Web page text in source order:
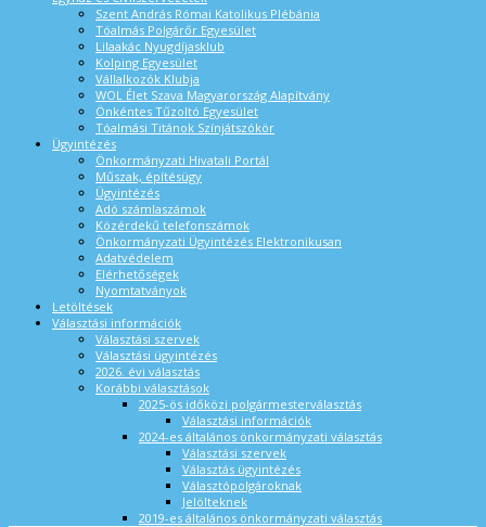
Szent András Római Katolikus Plébánia
Tóalmás Polgárőr Egyesület
Lilaakác Nyugdíjasklub
Kolping Egyesület
Vállalkozók Klubja
WOL Élet Szava Magyarország Alapítvány
Önkéntes Tűzoltó Egyesület
Tóalmási Titánok Színjátszókör
Ügyintézés
Önkormányzati Hivatali Portál
Műszak, építésügy
Ügyintézés
Adó számlaszámok
Közérdekű telefonszámok
Önkormányzati Ügyintézés Elektronikusan
Adatvédelem
Elérhetőségek
Nyomtatványok
Letöltések
Választási információk
Választási szervek
Választási ügyintézés
2026. évi választás
Korábbi választások
2025-ös időközi polgármesterválasztás
Választási információk
2024-es általános önkormányzati választás
Választási szervek
Választás ügyintézés
Választópolgároknak
Jelölteknek
2019-es általános önkormányzati választás